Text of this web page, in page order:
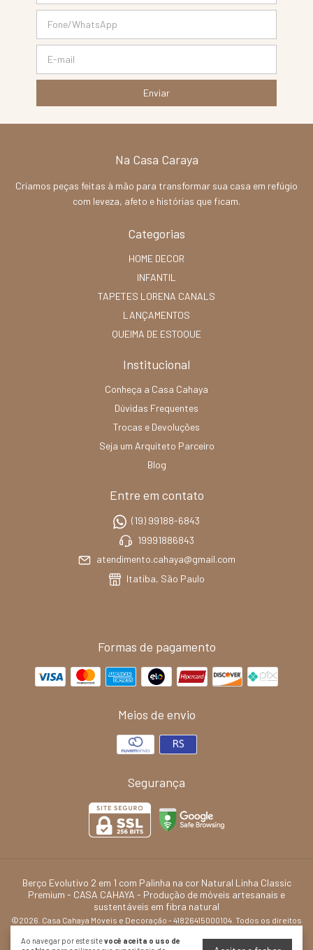
Ao navegar por este sitevocê aceita o uso de
Na Casa Caraya
Criamos peças feitas à mão para transformar sua casa em refúgio
com leveza, afeto e histórias que ficam.
Categorias
HOME DECOR
INFANTIL
TAPETES LORENA CANALS
LANÇAMENTOS
QUEIMA DE ESTOQUE
Institucional
Conheça a Casa Cahaya
Dúvidas Frequentes
Trocas e Devoluções
Seja um Arquiteto Parceiro
Blog
Entre em contato
(19) 99188-6843
19991886843
atendimento.cahaya@gmail.com
Itatiba, São Paulo
Formas de pagamento
Meios de envio
Segurança
Berço Evolutivo 2 em 1 com Palinha na cor Natural Linha Classic
Premium - CASA CAHAYA - Produção de móveis artesanais e
sustentáveis em fibra natural
©2026. Casa Cahaya Móveis e Decoração - 41826415000104. Todos os direitos